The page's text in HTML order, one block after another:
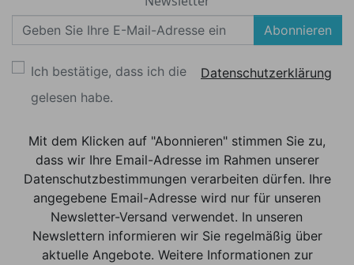
Abonnieren
Ich bestätige, dass ich die
Datenschutzerklärung
gelesen habe.
Mit dem Klicken auf "Abonnieren" stimmen Sie zu,
dass wir Ihre Email-Adresse im Rahmen unserer
Datenschutzbestimmungen verarbeiten dürfen. Ihre
angegebene Email-Adresse wird nur für unseren
Newsletter-Versand verwendet. In unseren
Newslettern informieren wir Sie regelmäßig über
aktuelle Angebote. Weitere Informationen zur